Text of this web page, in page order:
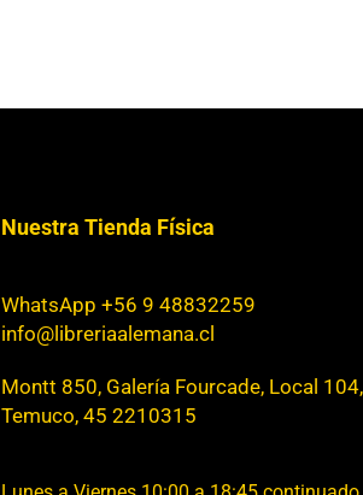
Nuestra Tienda Física
WhatsApp +56 9 48832259
info@libreriaalemana.cl
Montt 850, Galería Fourcade, Local 104,
Temuco, 45 2210315